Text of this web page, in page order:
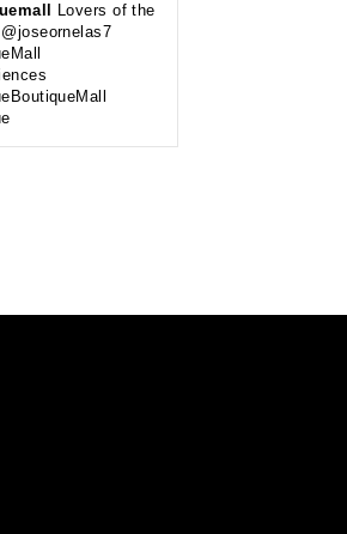
Lovers of the